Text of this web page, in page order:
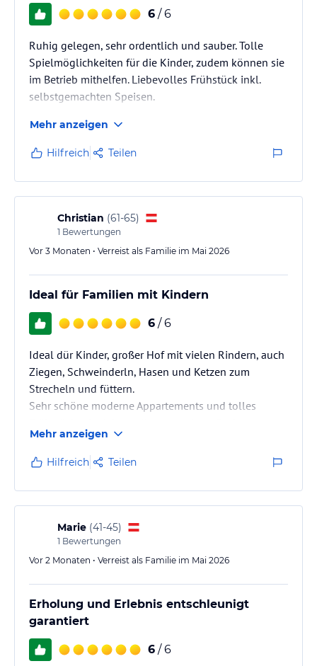
6 / 6
Ruhig gelegen, sehr ordentlich und sauber. Tolle
Spielmöglichkeiten für die Kinder, zudem können sie
im Betrieb mithelfen. Liebevolles Frühstück inkl.
selbstgemachten Speisen.
Mehr anzeigen
Hilfreich Teilen
Christian (61-65)
1 Bewertungen
Vor 3 Monaten • Verreist als Familie im Mai 2026
Ideal für Familien mit Kindern
6 / 6
Ideal dür Kinder, großer Hof mit vielen Rindern, auch
Ziegen, Schweinderln, Hasen und Ketzen zum
Strecheln und füttern.
Sehr schöne moderne Appartements und tolles
Mehr anzeigen
Hilfreich Teilen
Marie (41-45)
1 Bewertungen
Vor 2 Monaten • Verreist als Familie im Mai 2026
Erholung und Erlebnis entschleunigt
garantiert
6 / 6